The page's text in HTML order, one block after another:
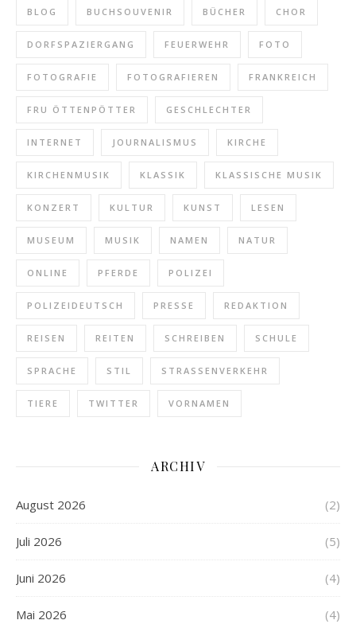
BLOG BUCHSOUVENIR BÜCHER CHOR
DORFSPAZIERGANG FEUERWEHR FOTO
FOTOGRAFIE FOTOGRAFIEREN FRANKREICH
FRU ÖTTENPÖTTER GESCHLECHTER
INTERNET JOURNALISMUS KIRCHE
KIRCHENMUSIK KLASSIK KLASSISCHE MUSIK
KONZERT KULTUR KUNST LESEN
MUSEUM MUSIK NAMEN NATUR
ONLINE PFERDE POLIZEI
POLIZEIDEUTSCH PRESSE REDAKTION
REISEN REITEN SCHREIBEN SCHULE
SPRACHE STIL STRASSENVERKEHR
TIERE TWITTER VORNAMEN
ARCHIV
August 2026 (2)
Juli 2026 (5)
Juni 2026 (4)
Mai 2026 (4)